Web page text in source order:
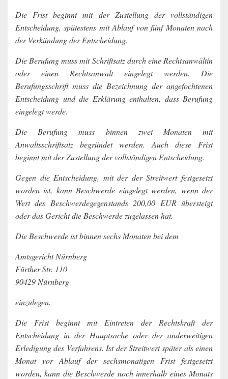
Die Frist beginnt mit der Zustellung der vollständigen
Entscheidung, spätestens mit Ablauf von fünf Monaten nach
der Verkündung der Entscheidung.
Die Berufung muss mit Schriftsatz durch eine Rechtsanwältin
oder einen Rechtsanwalt eingelegt werden. Die
Berufungsschrift muss die Bezeichnung der angefochtenen
Entscheidung und die Erklärung enthalten, dass Berufung
eingelegt werde.
Die Berufung muss binnen zwei Monaten mit
Anwaltsschriftsatz begründet werden. Auch diese Frist
beginnt mit der Zustellung der vollständigen Entscheidung.
Gegen die Entscheidung, mit der der Streitwert festgesetzt
worden ist, kann Beschwerde eingelegt werden, wenn der
Wert des Beschwerdegegenstands 200,00 EUR übersteigt
oder das Gericht die Beschwerde zugelassen hat.
Die Beschwerde ist binnen sechs Monaten bei dem
Amtsgericht Nürnberg
Fürther Str. 110
90429 Nürnberg
einzulegen.
Die Frist beginnt mit Eintreten der Rechtskraft der
Entscheidung in der Hauptsache oder der anderweitigen
Erledigung des Verfahrens. Ist der Streitwert später als einen
Monat vor Ablauf der sechsmonatigen Frist festgesetzt
worden, kann die Beschwerde noch innerhalb eines Monats